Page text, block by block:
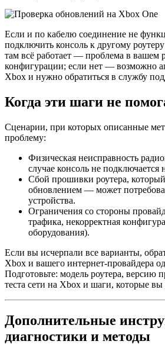
Если и по кабелю соединение не
подключить консоль к другому
там всё работает — проблема в вашем
конфигурации; если нет — возможно
Xbox и нужно обратиться в службу
Когда эти шаги не
Сценарии, при которых описанные
проблему:
Физическая неисправность
случае консоль не подключается
Сбой прошивки роутера,
обновлением — может
устройства.
Ограничения со стороны
трафика, некорректная
оборудования).
Если вы исчерпали все варианты,
Xbox и вашего интернет‑провайдера
Подготовьте: модель роутера, версию
теста сети на Xbox и шаги, которые
Дополнительные
диагностики и методы